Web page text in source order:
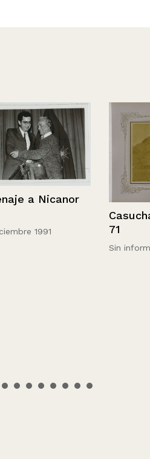
a Nicanor
1991
Casucha
Sin